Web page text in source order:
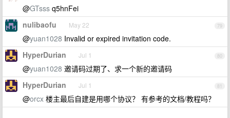
@GTsss q5hnFei
79
nulibaofu May 22
@yuan1028 Invalid or expired invitation code.
80
HyperDurian Jul 1
@yuan1028 邀请码过期了、求一个新的邀请码
81
HyperDurian Jul 1
@orcx 楼主最后自建是用哪个协议？ 有参考的文档/教程吗？